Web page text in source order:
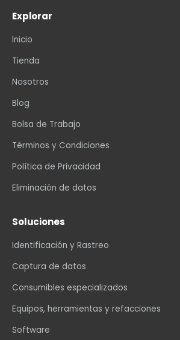
Explorar
Inicio
Tienda
Nosotros
Blog
Bolsa de Trabajo
Términos y Condiciones
Política de Privacidad
Eliminación de datos
Soluciones
Identificación y Rastreo
Captura de datos
Consumibles especializados
Equipos, herramientas y refacciones
Software